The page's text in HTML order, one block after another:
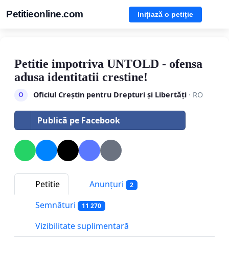
Petitieonline.com Inițiază o petiție
Petitie impotriva UNTOLD - ofensa
adusa identitatii crestine!
O Oficiul Creștin pentru Drepturi și Libertăți· RO
Publică pe Facebook
Petitie Anunțuri 2
Semnături 11 270
Vizibilitate suplimentară